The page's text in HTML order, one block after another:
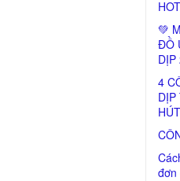
💚
ĐỒ
DỊP
4
đơn